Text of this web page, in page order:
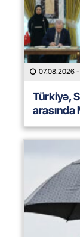
07.08.2026 -
Türkiyə,
arasında